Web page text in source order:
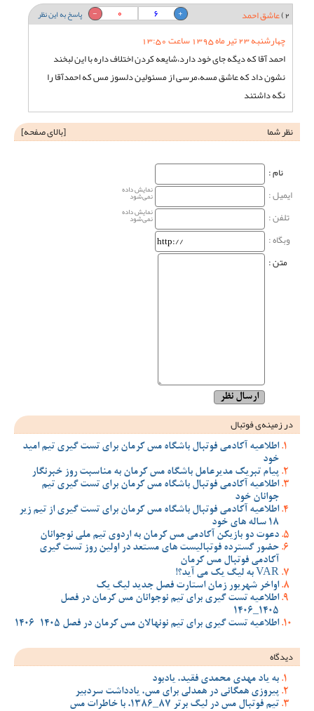
2) عاشق احمد پاسخ به این نظر 0
6
چهارشنبه 23 تیر ماه 1395 ساعت 13:50
احمد آقا که دیگه جای خود دارد،شایعه کردن اختلاف داره با این لبخند
نشون داد که عاشق مسه،مرسی از مسئولین دلسوز مس که احمدآقا را
نگه داشتند
نظر شما
[بالای صفحه]
نام‌ :
ایمیل :
نمایش داده
نمی‌شود
تلفن : نمایش داده
نمی‌شود
وبگاه‌ :
متن :
در زمینه‌ی فوتبال
اطلاعیه آکادمی فوتبال باشگاه مس کرمان برای تست گیری تیم امید
خود
پیام تبریک مدیرعامل باشگاه مس کرمان به مناسبت روز خبرنگار
اطلاعیه آکادمی فوتبال باشگاه مس کرمان برای تست گیری تیم
جوانان خود
اطلاعیه آکادمی فوتبال باشگاه مس کرمان برای تست گیری از تیم زیر
18 ساله های خود
دعوت دو بازیکن آکادمی مس کرمان به اردوی تیم ملی نوجوانان
حضور گسترده فوتبالیست های مستعد در اولین روز تست گیری
آکادمی فوتبال مس کرمان
VAR به لیگ یک می آید؟!
اواخر شهریور زمان استارت فصل جدید لیگ یک
اطلاعیه تست گیری برای تیم نوجوانان مس کرمان در فصل
1405_1406
اطلاعیه تست گیری برای تیم نونهالان مس کرمان در فصل 1405-1406
دیدگاه
به یاد مهدی محمدی فقید، یادبود
پیروزی همگانی در همدلی برای مس، یادداشت سردبیر
تیم فوتبال مس در لیگ برتر 87_1386، با خاطرات مس